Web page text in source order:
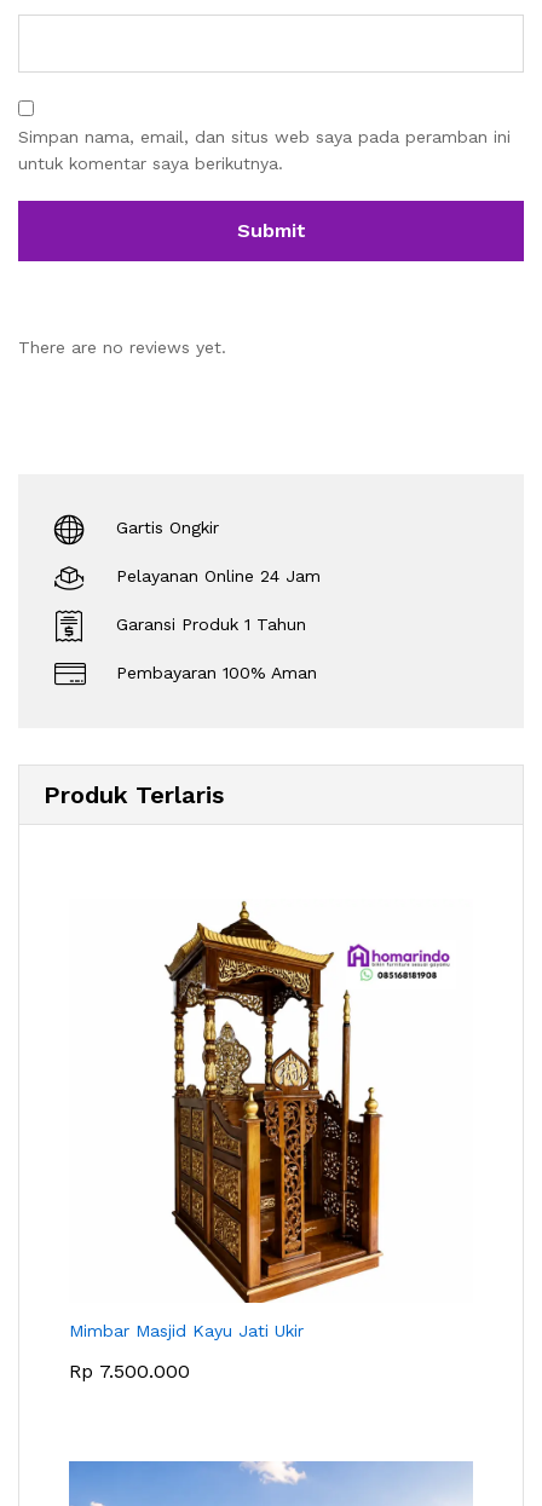
Simpan nama, email, dan situs web saya pada peramban ini
untuk komentar saya berikutnya.
There are no reviews yet.
Gartis Ongkir
Pelayanan Online 24 Jam
Garansi Produk 1 Tahun
Pembayaran 100% Aman
Produk Terlaris
Mimbar Masjid Kayu Jati Ukir
Rp 7.500.000